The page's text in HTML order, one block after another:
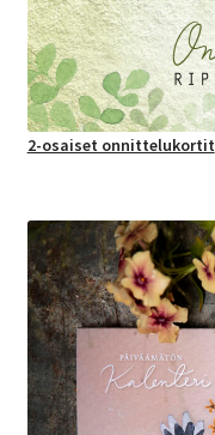
2-osaiset onnittelukortit